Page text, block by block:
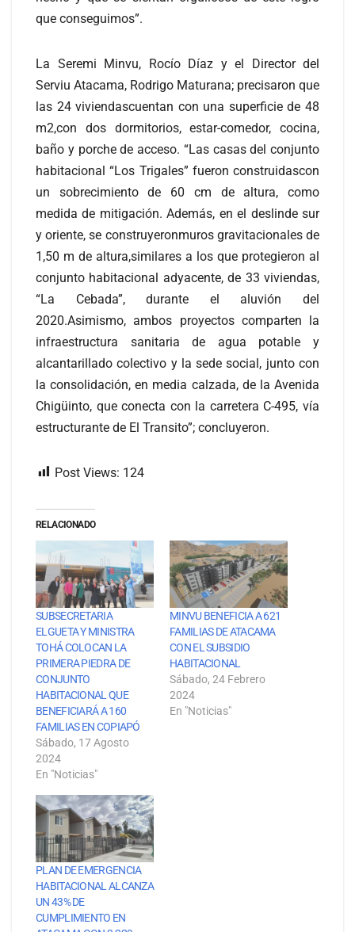
que conseguimos”.
La Seremi Minvu, Rocío Díaz y el Director del
Serviu Atacama, Rodrigo Maturana; precisaron que
las 24 viviendascuentan con una superficie de 48
m2,con dos dormitorios, estar-comedor, cocina,
baño y porche de acceso. “Las casas del conjunto
habitacional “Los Trigales” fueron construidascon
un sobrecimiento de 60 cm de altura, como
medida de mitigación. Además, en el deslinde sur
y oriente, se construyeronmuros gravitacionales de
1,50 m de altura,similares a los que protegieron al
conjunto habitacional adyacente, de 33 viviendas,
“La Cebada”, durante el aluvión del
2020.Asimismo, ambos proyectos comparten la
infraestructura sanitaria de agua potable y
alcantarillado colectivo y la sede social, junto con
la consolidación, en media calzada, de la Avenida
Chigüinto, que conecta con la carretera C-495, vía
estructurante de El Transito”; concluyeron.
Post Views: 124
RELACIONADO
SUBSECRETARIA
ELGUETA Y MINISTRA
TOHÁ COLOCAN LA
PRIMERA PIEDRA DE
CONJUNTO
HABITACIONAL QUE
BENEFICIARÁ A 160
FAMILIAS EN COPIAPÓ
Sábado, 17 Agosto
2024
En "Noticias"
MINVU BENEFICIA A 621
FAMILIAS DE ATACAMA
CON EL SUBSIDIO
HABITACIONAL
Sábado, 24 Febrero
2024
En "Noticias"
PLAN DE EMERGENCIA
HABITACIONAL ALCANZA
UN 43% DE
CUMPLIMIENTO EN